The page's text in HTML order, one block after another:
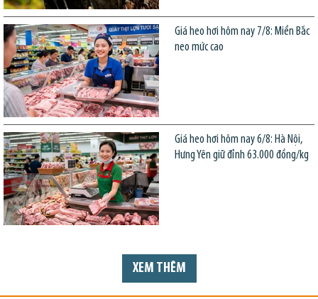
Giá heo hơi hôm nay 7/8: Miền Bắc
neo mức cao
Giá heo hơi hôm nay 6/8: Hà Nội,
Hưng Yên giữ đỉnh 63.000 đồng/kg
XEM THÊM